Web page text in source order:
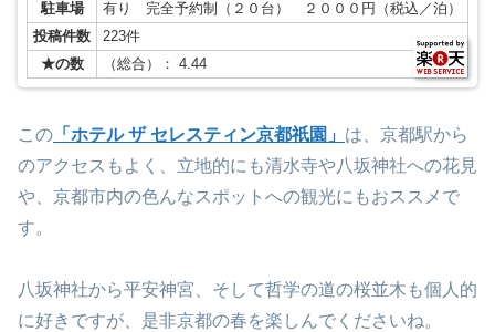
駐車場
有り 完全予約制（２０台） ２０００円（税込／泊）
投稿件数
223件
★の数
（総合）： 4.44
この 「ホテル ザ セレスティン京都祇園」 は、京都駅から
のアクセスもよく、立地的にも清水寺や八坂神社への花見
や、京都市内の色んなスポットへの観光にもおススメで
す。
八坂神社から平安神宮、そして哲学の道の桜並木も個人的
に好きですが、是非京都の春を楽しんでくださいね。